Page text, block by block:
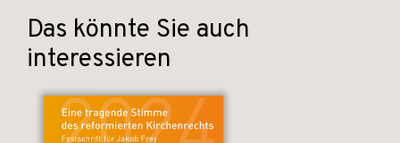
Das könnte Sie auch
interessieren